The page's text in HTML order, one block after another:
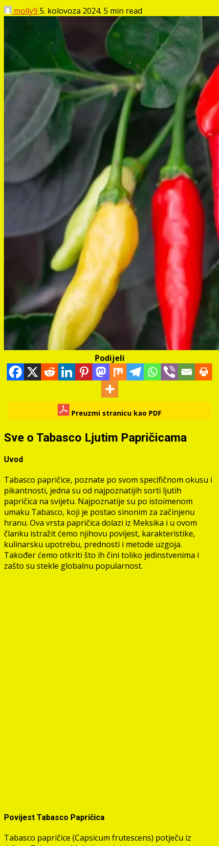
molly9 5. kolovoza 2024. 5 min read
Podijeli
Preuzmi stranicu kao PDF
Sve o Tabasco Ljutim Papričicama
Uvod
Tabasco papričice, poznate po svom specifičnom okusu i
pikantnosti, jedna su od najpoznatijih sorti ljutih
papričica na svijetu. Najpoznatije su po istoimenom
umaku Tabasco, koji je postao sinonim za začinjenu
hranu. Ova vrsta papričica dolazi iz Meksika i u ovom
članku istražit ćemo njihovu povijest, karakteristike,
kulinarsku upotrebu, prednosti i metode uzgoja.
Također ćemo otkriti što ih čini toliko jedinstvenima i
zašto su stekle globalnu popularnost.
Povijest Tabasco Papričica
Tabasco papričice (Capsicum frutescens) potječu iz